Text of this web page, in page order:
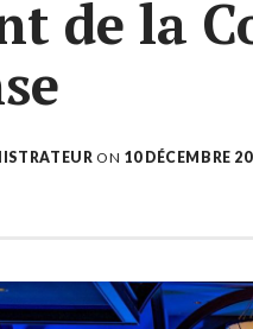
de la
ON 10 DÉCEMBRE